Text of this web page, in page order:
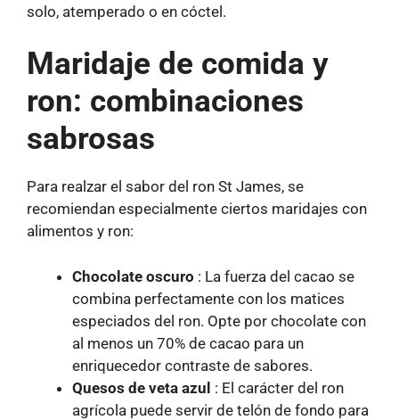
solo, atemperado o en cóctel.
Maridaje de comida y
ron: combinaciones
sabrosas
Para realzar el sabor del ron St James, se
recomiendan especialmente ciertos maridajes con
alimentos y ron:
Chocolate oscuro : La fuerza del cacao se
combina perfectamente con los matices
especiados del ron. Opte por chocolate con
al menos un 70% de cacao para un
enriquecedor contraste de sabores.
Quesos de veta azul : El carácter del ron
agrícola puede servir de telón de fondo para